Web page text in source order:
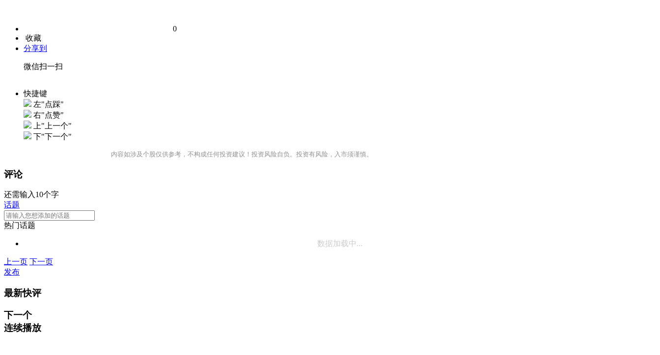
0
收藏
分享到
微信扫一扫
快捷键
左"点踩"
右"点赞"
上"上一个"
下"下一个"
内容如涉及个股仅供参考，不构成任何投资建议！投资风险自负。投资有风险，入市须谨慎。
评论
还需输入10个字
话题
热门话题
数据加载中...
上一页 下一页
发布
最新快评
下一个
连续播放